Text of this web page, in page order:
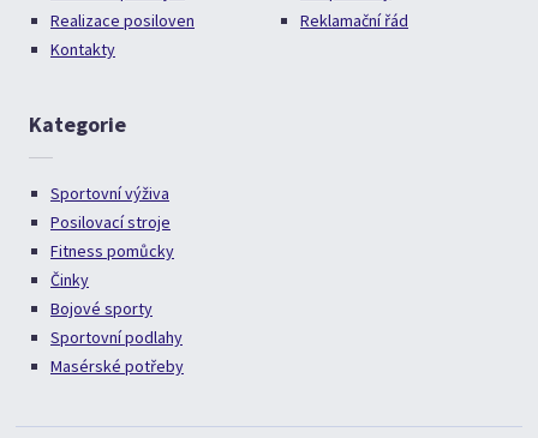
Realizace posiloven
Kontakty
Reklamační řád
Kategorie
Sportovní výživa
Posilovací stroje
Fitness pomůcky
Činky
Bojové sporty
Sportovní podlahy
Masérské potřeby